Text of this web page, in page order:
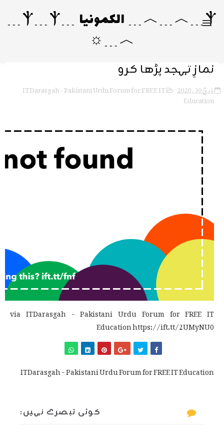
Ⲯ﹍︿﹍︿﹍ الکمونیا ﹍Ⲯ﹍Ⲯ﹍
︿﹍☼
نمازِ تہجد پڑھا کرو
مارچ 30, 2020 ITDarasgah - Pakistani Urdu Forum for FREE IT
Education
via ITDarasgah - Pakistani Urdu Forum for FREE IT
Education https://ift.tt/2UMyNU0
ITDarasgah - Pakistani Urdu Forum for FREE IT Education
کوئی تبصرے نہیں: